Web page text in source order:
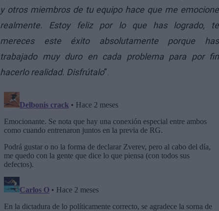
y otros miembros de tu equipo hace que me emocione
realmente. Estoy feliz por lo que has logrado, te
mereces este éxito absolutamente porque has
trabajado muy duro en cada problema para por fin
hacerlo realidad. Disfrútalo”.